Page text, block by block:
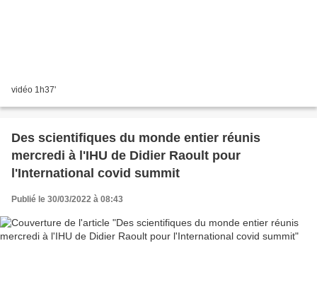
vidéo 1h37'
Des scientifiques du monde entier réunis
mercredi à l'IHU de Didier Raoult pour
l'International covid summit
Publié le 30/03/2022 à 08:43